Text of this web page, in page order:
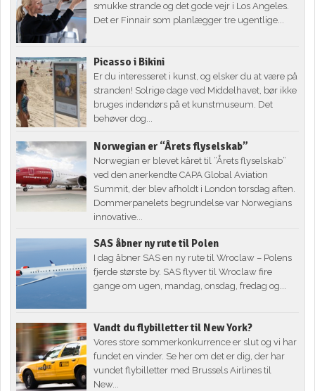
smukke strande og det gode vejr i Los Angeles.
Det er Finnair som planlægger tre ugentlige...
Picasso i Bikini
Er du interesseret i kunst, og elsker du at være på
stranden! Solrige dage ved Middelhavet, bør ikke
bruges indendørs på et kunstmuseum. Det
behøver dog...
Norwegian er “Årets flyselskab”
Norwegian er blevet kåret til ”Årets flyselskab”
ved den anerkendte CAPA Global Aviation
Summit, der blev afholdt i London torsdag aften.
Dommerpanelets begrundelse var Norwegians
innovative...
SAS åbner ny rute til Polen
I dag åbner SAS en ny rute til Wroclaw – Polens
fjerde største by. SAS flyver til Wroclaw fire
gange om ugen, mandag, onsdag, fredag og...
Vandt du flybilletter til New York?
Vores store sommerkonkurrence er slut og vi har
fundet en vinder. Se her om det er dig, der har
vundet flybilletter med Brussels Airlines til
New...